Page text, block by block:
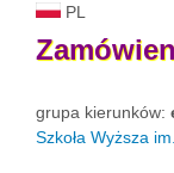
PL
grupa kierunków:
Szkoła Wyższa